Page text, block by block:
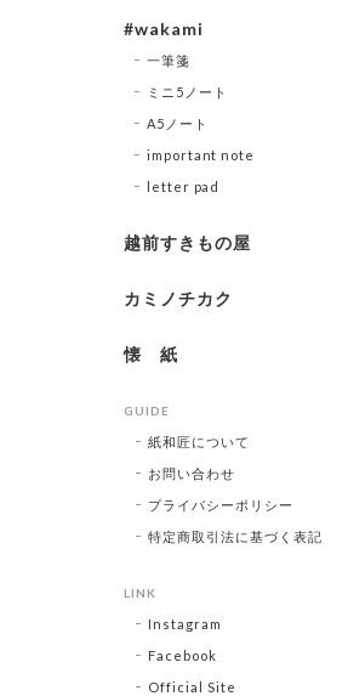
#wakami
一筆箋
ミニ5ノート
A5ノート
important note
letter pad
越前すきもの屋
カミノチカク
懐 紙
GUIDE
紙和匠について
お問い合わせ
プライバシーポリシー
特定商取引法に基づく表記
LINK
Instagram
Facebook
Official Site